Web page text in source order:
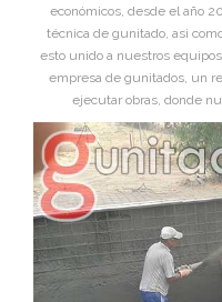
económicos, desde el año
técnica de gunitado, asi
esto unido a nuestros
empresa de gunitados, un
ejecutar obras, donde